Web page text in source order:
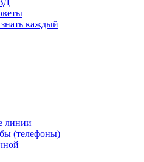
каждый
линии
(телефоны)